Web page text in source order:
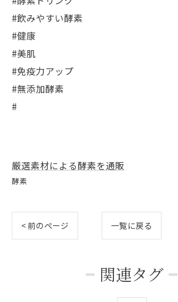
#飲みやすい酵素
#健康
#美肌
#免疫力アップ
#無添加酵素
#
厳選素材による酵素を通販
酵素
< 前のページ 一覧に戻る
関連タグ